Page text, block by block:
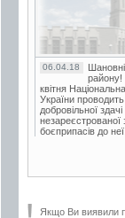
06.04.18
району!
квітня
України
добровільної здачі
незареєстрованої
боєприпасів до
Якщо Ви виявили